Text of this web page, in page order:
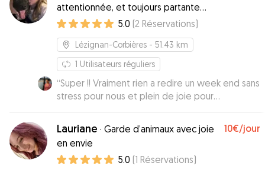
attentionnée, et toujours partante
pour une balade !
5.0 (2 Réservations)
Lézignan-Corbières - 51.43 km
1 Utilisateurs réguliers
“Super !! Vraiment rien a redire un week end sans
stress pour nous et plein de joie pour
chouquette :) Je recommande a 1000%”
Lauriane · Garde d’animaux avec joie
en envie
10€/jour
5.0 (1 Réservations)